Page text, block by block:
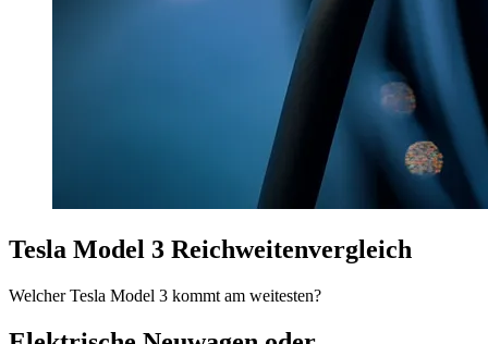
Tesla Model 3 Reichweitenvergleich
Welcher Tesla Model 3 kommt am weitesten?